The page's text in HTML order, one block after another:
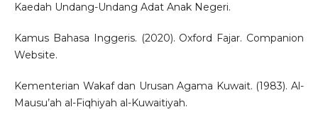
Kaedah Undang-Undang Adat Anak Negeri.
Kamus Bahasa Inggeris. (2020). Oxford Fajar. Companion
Website.
Kementerian Wakaf dan Urusan Agama Kuwait. (1983). Al-
Mausu’ah al-Fiqhiyah al-Kuwaitiyah.